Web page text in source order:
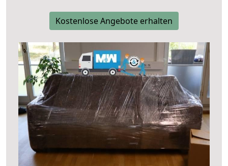
Kostenlose Angebote erhalten